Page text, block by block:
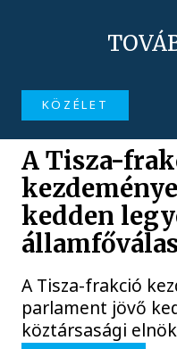
KÖZÉLET
A Tisza-
kedden
A Tisza-frakció
parlament jövő
köztársasági